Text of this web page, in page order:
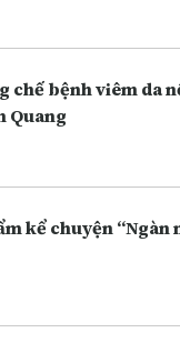
chế bệnh viêm da
Quang
kể chuyện “Ngàn